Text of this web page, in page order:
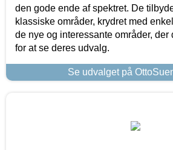
den gode ende af spektret. De
klassiske områder, krydret med
de nye og interessante områder, der
for at se deres udvalg.
Se udvalget på